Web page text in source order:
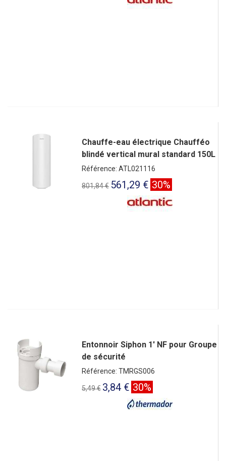
Chauffe-eau électrique Chaufféo
blindé vertical mural standard 150L
Référence: ATL021116
801,84 € 561,29 € 30%
Entonnoir Siphon 1' NF pour Groupe
de sécurité
Référence: TMRGS006
5,49 € 3,84 € 30%